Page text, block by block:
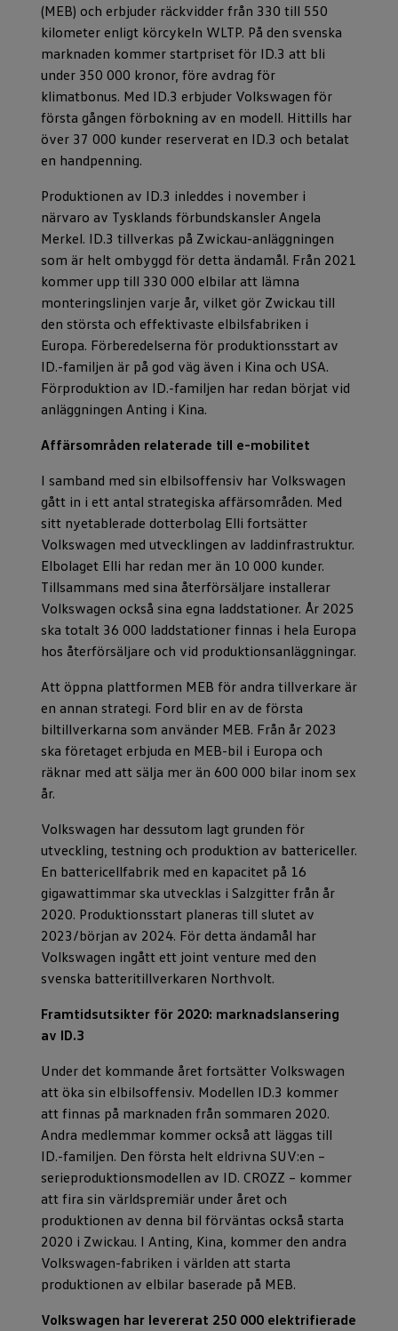
(MEB) och erbjuder räckvidder från 330 till 550
kilometer enligt körcykeln WLTP. På den svenska
marknaden kommer startpriset för ID.3 att bli
under 350 000 kronor, före avdrag för
klimatbonus. Med ID.3 erbjuder Volkswagen för
första gången förbokning av en modell. Hittills har
över 37 000 kunder reserverat en ID.3 och betalat
en handpenning.
Produktionen av ID.3 inleddes i november i
närvaro av Tysklands förbundskansler Angela
Merkel. ID.3 tillverkas på Zwickau-anläggningen
som är helt ombyggd för detta ändamål. Från 2021
kommer upp till 330 000 elbilar att lämna
monteringslinjen varje år, vilket gör Zwickau till
den största och effektivaste elbilsfabriken i
Europa. Förberedelserna för produktionsstart av
ID.-familjen är på god väg även i Kina och USA.
Förproduktion av ID.-familjen har redan börjat vid
anläggningen Anting i Kina.
Affärsområden relaterade till e-mobilitet
I samband med sin elbilsoffensiv har Volkswagen
gått in i ett antal strategiska affärsområden. Med
sitt nyetablerade dotterbolag Elli fortsätter
Volkswagen med utvecklingen av laddinfrastruktur.
Elbolaget Elli har redan mer än 10 000 kunder.
Tillsammans med sina återförsäljare installerar
Volkswagen också sina egna laddstationer. År 2025
ska totalt 36 000 laddstationer finnas i hela Europa
hos återförsäljare och vid produktionsanläggningar.
Att öppna plattformen MEB för andra tillverkare är
en annan strategi. Ford blir en av de första
biltillverkarna som använder MEB. Från år 2023
ska företaget erbjuda en MEB-bil i Europa och
räknar med att sälja mer än 600 000 bilar inom sex
år.
Volkswagen har dessutom lagt grunden för
utveckling, testning och produktion av battericeller.
En battericellfabrik med en kapacitet på 16
gigawattimmar ska utvecklas i Salzgitter från år
2020. Produktionsstart planeras till slutet av
2023/början av 2024. För detta ändamål har
Volkswagen ingått ett joint venture med den
svenska batteritillverkaren Northvolt.
Framtidsutsikter för 2020: marknadslansering
av ID.3
Under det kommande året fortsätter Volkswagen
att öka sin elbilsoffensiv. Modellen ID.3 kommer
att finnas på marknaden från sommaren 2020.
Andra medlemmar kommer också att läggas till
ID.-familjen. Den första helt eldrivna SUV:en –
serieproduktionsmodellen av ID. CROZZ – kommer
att fira sin världspremiär under året och
produktionen av denna bil förväntas också starta
2020 i Zwickau. I Anting, Kina, kommer den andra
Volkswagen-fabriken i världen att starta
produktionen av elbilar baserade på MEB.
Volkswagen har levererat 250 000 elektrifierade